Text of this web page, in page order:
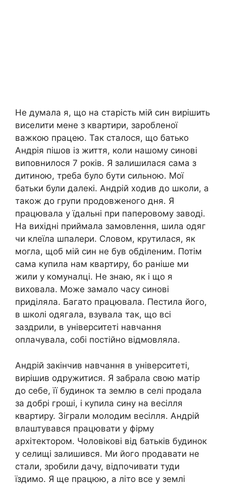
Не думала я, що на старість мій син вирішить
виселити мене з квартири, заробленої
важкою працею. Так сталося, що батько
Андрія пішов із життя, коли нашому синові
виповнилося 7 років. Я залишилася сама з
дитиною, треба було бути сильною. Мої
батьки були далекі. Андрій ходив до школи, а
також до групи продовженого дня. Я
працювала у їдальні при паперовому заводі.
На вихідні приймала замовлення, шила одяг
чи клеїла шпалери. Словом, крутилася, як
могла, щоб мій син не був обділеним. Потім
сама купила нам квартиру, бо раніше ми
жили у комуналці. Не знаю, як і що я
виховала. Може замало часу синові
приділяла. Багато працювала. Пестила його,
в школі одягала, взувала так, що всі
заздрили, в університеті навчання
оплачувала, собі постійно відмовляла.
Андрій закінчив навчання в університеті,
вирішив одружитися. Я забрала свою матір
до себе, її будинок та землю в селі продала
за добрі гроші, і купила сину на весілля
квартиру. Зіграли молодим весілля. Андрій
влаштувався працювати у фірму
архітектором. Чоловікові від батьків будинок
у селищі залишився. Ми його продавати не
стали, зробили дачу, відпочивати туди
їздимо. Я ще працюю, а літо все у землі